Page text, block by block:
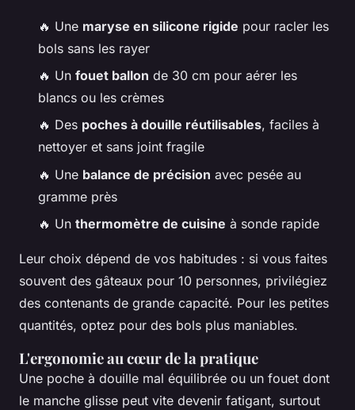
🔥 Une maryse en silicone rigide pour racler les
bols sans les rayer
🔥 Un fouet ballon de 30 cm pour aérer les
blancs ou les crèmes
🔥 Des poches à douille réutilisables, faciles à
nettoyer et sans joint fragile
🔥 Une balance de précision avec pesée au
gramme près
🔥 Un thermomètre de cuisine à sonde rapide
Leur choix dépend de vos habitudes : si vous faites
souvent des gâteaux pour 10 personnes, privilégiez
des contenants de grande capacité. Pour les petites
quantités, optez pour des bols plus maniables.
L'ergonomie au cœur de la pratique
Une poche à douille mal équilibrée ou un fouet dont
le manche glisse peut vite devenir fatigant, surtout